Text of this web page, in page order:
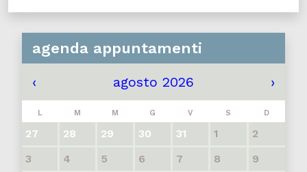
agenda appuntamenti
‹ agosto 2026 ›
L M M G V S D
27 28 29 30 31 1
2
3
4 5 6 7 8
9